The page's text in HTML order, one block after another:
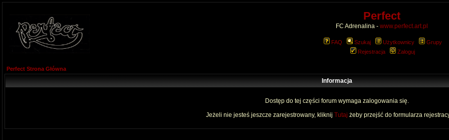
Perfect
FC Adrenalina - www.perfect.art.pl
FAQ Szukaj Użytkownicy
Grupy
Rejestracja
Zaloguj
Perfect Strona Główna
Informacja
Dostęp do tej części forum wymaga zalogowania się.
Jeżeli nie jesteś jeszcze zarejestrowany, kliknij Tutaj żeby przejść do formularza